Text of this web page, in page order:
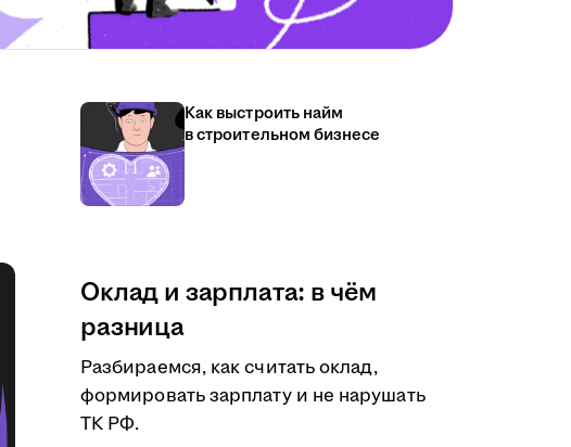
Как выстроить найм
в строительном бизнесе
Оклад и зарплата: в чём
разница
Разбираемся, как считать оклад,
формировать зарплату и не нарушать
ТК РФ.